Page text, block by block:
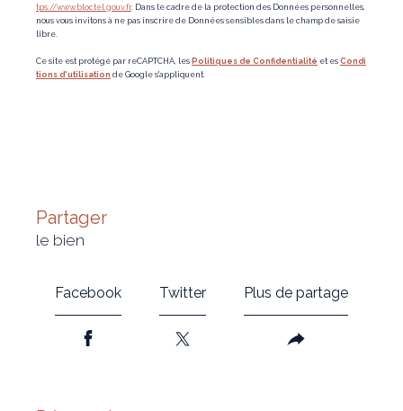
tps://www.bloctel.gouv.fr. Dans le cadre de la protection des Données personnelles,
nous vous invitons à ne pas inscrire de Données sensibles dans le champ de saisie
libre.
Ce site est protégé par reCAPTCHA, les Politiques de Confidentialité et es Condi
tions d'utilisation de Google s'appliquent.
partager
le bien
Facebook Twitter Plus de partage